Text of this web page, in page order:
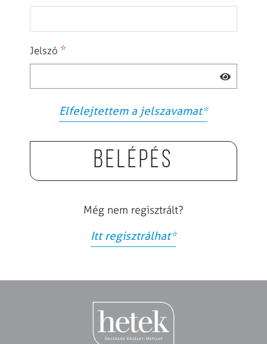
Jelszó *
Elfelejtettem a jelszavamat*
Belépés
Még nem regisztrált?
Itt regisztrálhat*